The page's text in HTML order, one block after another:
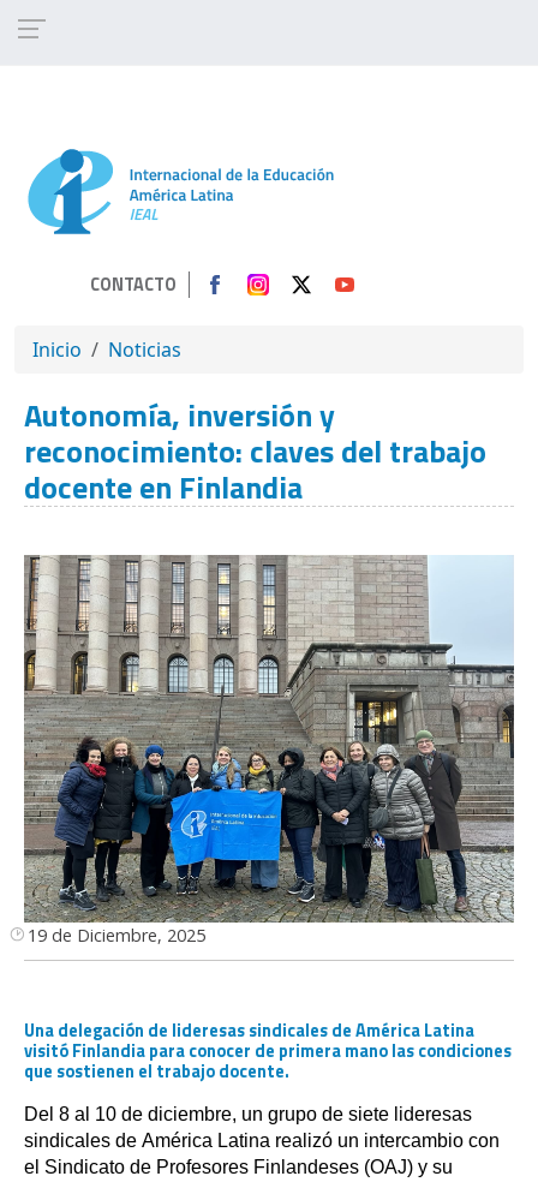
CONTACTO
SOBRESCRIBIR ENLACES DE AYUDA A
Inicio Noticias
Autonomía, inversión y
reconocimiento: claves del trabajo
docente en Finlandia
19 de Diciembre, 2025
Una delegación de lideresas sindicales de América Latina
visitó Finlandia para conocer de primera mano las condiciones
que sostienen el trabajo docente.
Del 8 al 10 de diciembre, un grupo de siete lideresas
sindicales de América Latina realizó un intercambio con
el Sindicato de Profesores Finlandeses (OAJ) y su